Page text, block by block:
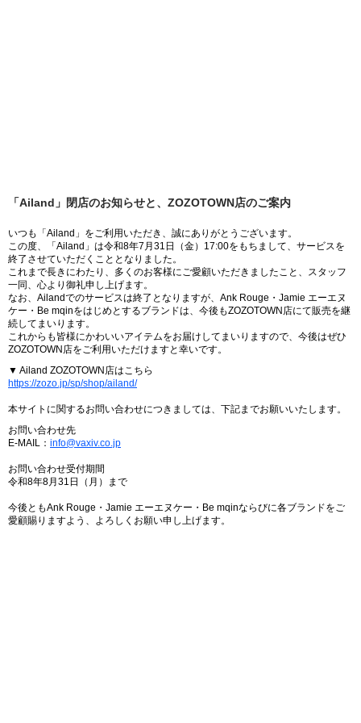
「Ailand」閉店のお知らせと、ZOZOTOWN店のご案内
いつも「Ailand」をご利用いただき、誠にありがとうございます。
この度、「Ailand」は令和8年7月31日（金）17:00をもちまして、サービスを
終了させていただくこととなりました。
これまで長きにわたり、多くのお客様にご愛顧いただきましたこと、スタッフ
一同、心より御礼申し上げます。
なお、Ailandでのサービスは終了となりますが、Ank Rouge・Jamie エーエヌ
ケー・Be mqinをはじめとするブランドは、今後もZOZOTOWN店にて販売を継
続してまいります。
これからも皆様にかわいいアイテムをお届けしてまいりますので、今後はぜひ
ZOZOTOWN店をご利用いただけますと幸いです。
▼ Ailand ZOZOTOWN店はこちら
https://zozo.jp/sp/shop/ailand/
本サイトに関するお問い合わせにつきましては、下記までお願いいたします。
お問い合わせ先
E-MAIL： info@vaxiv.co.jp
お問い合わせ受付期間
令和8年8月31日（月）まで
今後ともAnk Rouge・Jamie エーエヌケー・Be mqinならびに各ブランドをご
愛顧賜りますよう、よろしくお願い申し上げます。